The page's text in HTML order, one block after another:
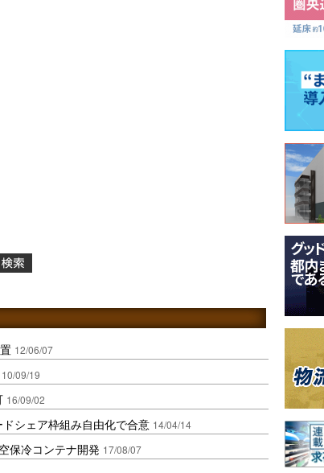
12/06/07
10/09/19
16/09/02
シェア枠組み自由化で合意 14/04/14
保冷コンテナ開発 17/08/07